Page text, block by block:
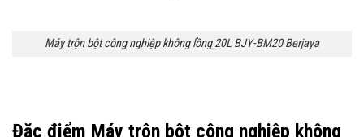
Máy trộn bột công nghiệp không lồng 20L BJY-BM20 Berjaya
Đặc điểm Máy trộn bột công nghiệp không